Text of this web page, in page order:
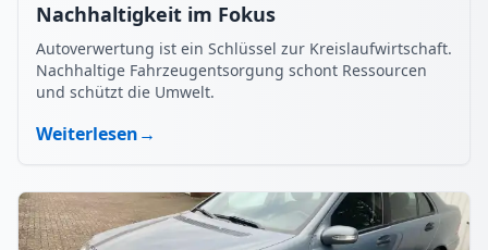
Nachhaltigkeit im Fokus
Autoverwertung ist ein Schlüssel zur Kreislaufwirtschaft.
Nachhaltige Fahrzeugentsorgung schont Ressourcen
und schützt die Umwelt.
Weiterlesen→